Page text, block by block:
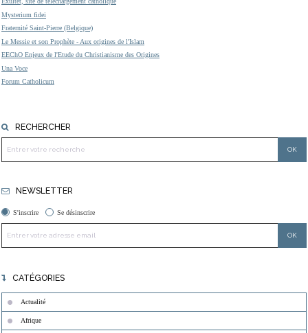
Mysterium fidei
Fraternité Saint-Pierre (Belgique)
Le Messie et son Prophète - Aux origines de l'Islam
EEChO Enjeux de l'Etude du Christianisme des Origines
Una Voce
Forum Catholicum
RECHERCHER
NEWSLETTER
S'inscrire Se désinscrire
CATÉGORIES
Actualité
Afrique